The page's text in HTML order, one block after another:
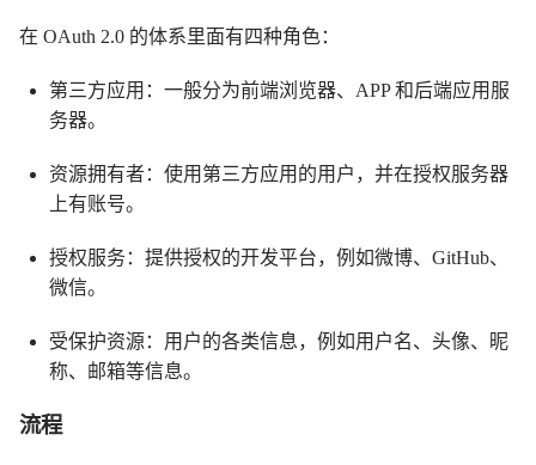
在 OAuth 2.0 的体系里面有四种角色：
第三方应用：一般分为前端浏览器、APP 和后端应用服
务器。
资源拥有者：使用第三方应用的用户，并在授权服务器
上有账号。
授权服务：提供授权的开发平台，例如微博、GitHub、
微信。
受保护资源：用户的各类信息，例如用户名、头像、昵
称、邮箱等信息。
流程